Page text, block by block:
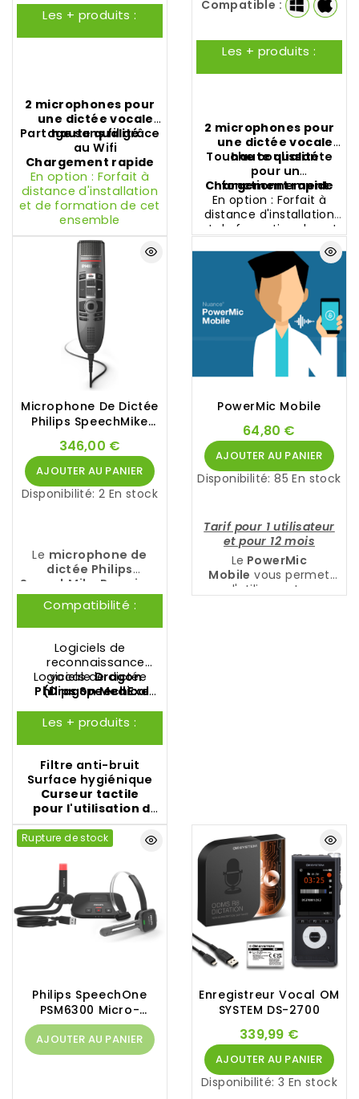
Les + produits :
2 microphones pour
une dictée vocale
haute qualité
Partage sans fil grâce
au Wifi
Chargement rapide
En option : Forfait à
distance d'installation
et de formation de cet
ensemble
d'alimentation, étui,
Compatible :
Les + produits :
2 microphones pour
une dictée vocale
haute qualité
Touche coulissante
pour un
fonctionnement
simple
Chargement rapide
En option : Forfait à
distance d'installation
et de formation de cet
Microphone De Dictée
Philips SpeechMike
346,00 €
AJOUTER AU PANIER
Disponibilité: 2 En stock
Le microphone de
dictée Philips
SpeechMike Premium
Touch SMP3710est la
toute dernière
innovation dePHILIPS. Il
est doté d'un
microphone premium
de qualité studio et
d'un interrupteur à 4
positions version
internationale.
Compatibilité :
Logiciels de
reconnaissance
vocaleDragon
(Dragon Medical
Professional
Anywhere
Professional,...)
Logiciels de dictée
PhilipsSpeechExec
SpeechExec Basic
Dictate
Les + produits :
Filtre anti-bruit
Surface hygiénique
Curseur tactile
pour l'utilisation de
la souris
PowerMic Mobile
64,80 €
AJOUTER AU PANIER
Disponibilité:85 En stock
Tarif pour 1 utilisateur
et pour 12 mois
Le PowerMic
Mobile vous permet
d'utiliser votre
Rupture de stock
Philips SpeechOne
PSM6300 Micro-
Casque De Dictée Sans
Fil
AJOUTER AU PANIER
Enregistreur Vocal OM
SYSTEM DS-2700
339,99 €
AJOUTER AU PANIER
Disponibilité: 3 En stock